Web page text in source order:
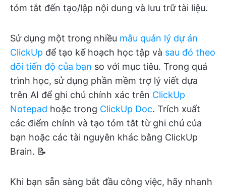
tóm tắt đến tạo/lập nội dung và lưu trữ tài liệu.
Sử dụng một trong nhiều mẫu quản lý dự án
ClickUp để tạo kế hoạch học tập và sau đó theo
dõi tiến độ của bạn so với mục tiêu. Trong quá
trình học, sử dụng phần mềm trợ lý viết dựa
trên AI để ghi chú chính xác trên ClickUp
Notepad hoặc trong ClickUp Doc. Trích xuất
các điểm chính và tạo tóm tắt từ ghi chú của
bạn hoặc các tài nguyên khác bằng ClickUp
Brain. 📝
Khi bạn sẵn sàng bắt đầu công việc, hãy nhanh